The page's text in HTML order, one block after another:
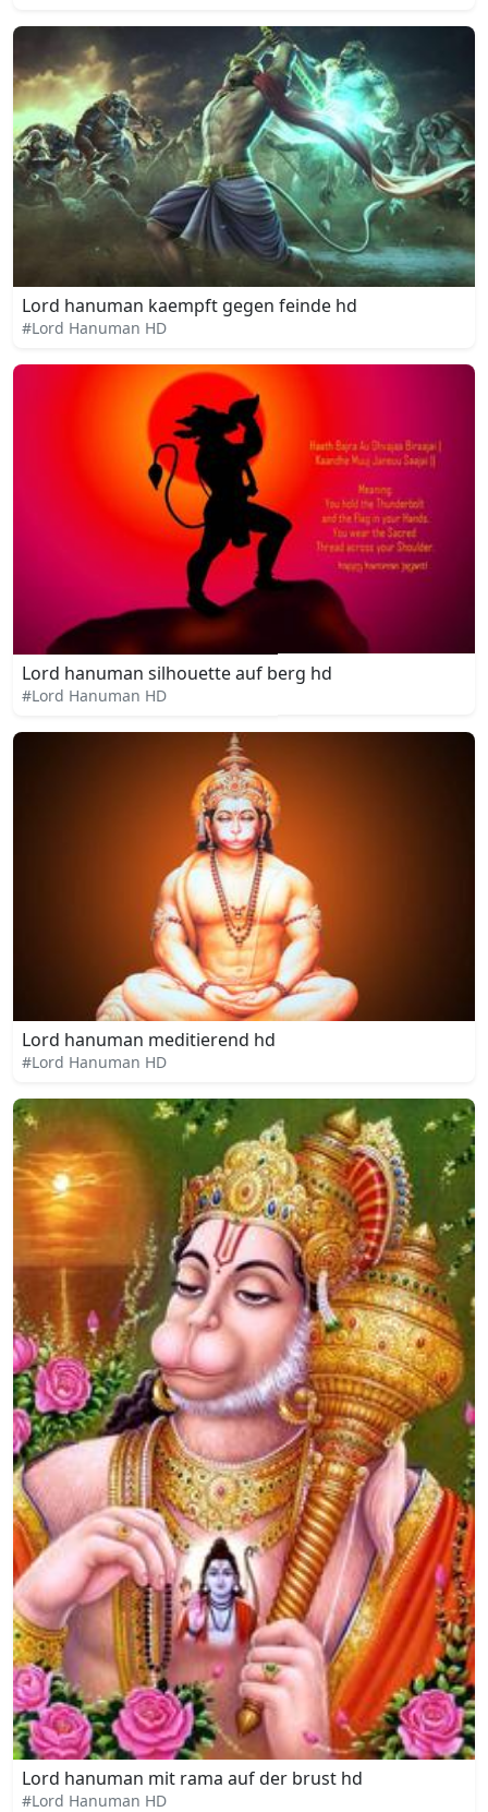
Lord hanuman kaempft gegen feinde hd
#Lord Hanuman HD
Lord hanuman silhouette auf berg hd
#Lord Hanuman HD
Lord hanuman meditierend hd
#Lord Hanuman HD
Lord hanuman mit rama auf der brust hd
#Lord Hanuman HD